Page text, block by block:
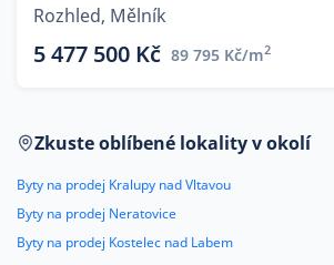
Rozhled, Mělník
5 477 500 Kč 89 795 Kč/m2
Zkuste oblíbené lokality v okolí
Byty na prodej Kralupy nad Vltavou
Byty na prodej Neratovice
Byty na prodej Kostelec nad Labem